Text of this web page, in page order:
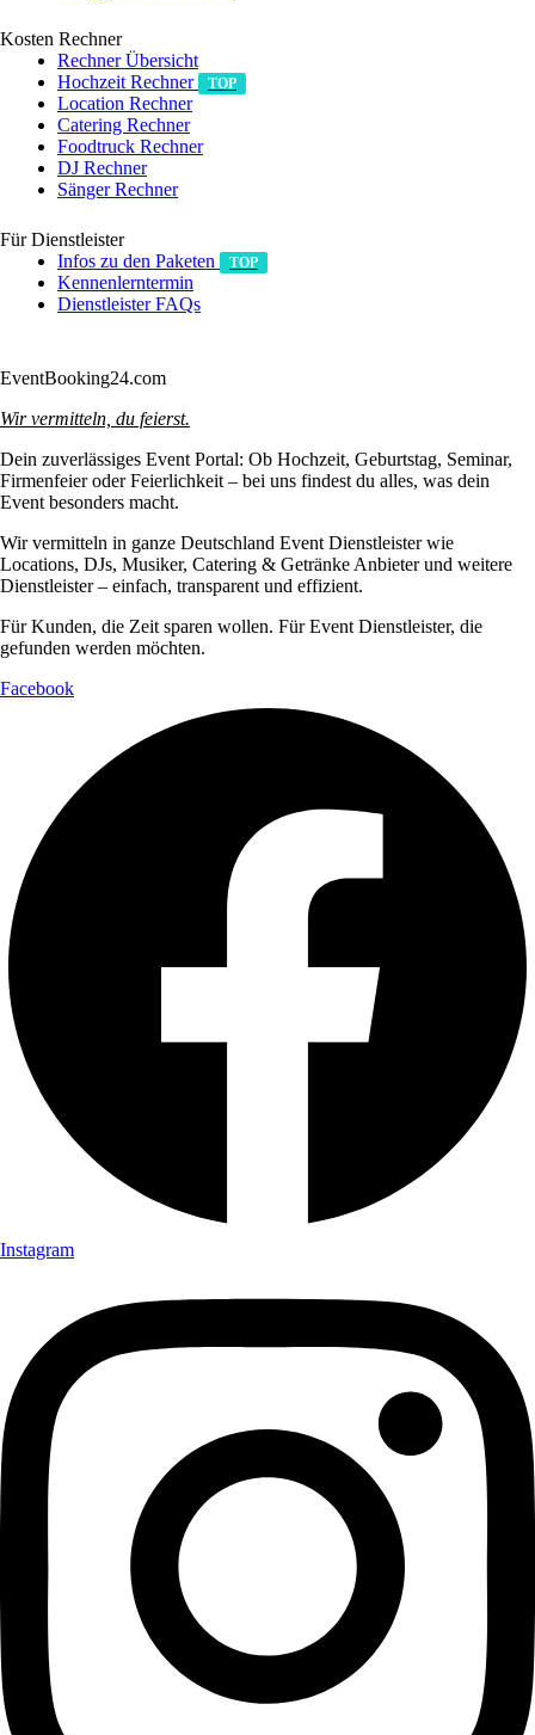
Kosten Rechner
Rechner Übersicht
Hochzeit Rechner
TOP
Location Rechner
Catering Rechner
Foodtruck Rechner
DJ Rechner
Sänger Rechner
Für Dienstleister
Infos zu den Paketen
TOP
Kennenlerntermin
Dienstleister FAQs
EventBooking24.com
Wir vermitteln, du feierst.
Dein zuverlässiges Event Portal: Ob Hochzeit, Geburtstag, Seminar,
Firmenfeier oder Feierlichkeit – bei uns findest du alles, was dein
Event besonders macht.
Wir vermitteln in ganze Deutschland Event Dienstleister wie
Locations, DJs, Musiker, Catering & Getränke Anbieter und weitere
Dienstleister – einfach, transparent und effizient.
Für Kunden, die Zeit sparen wollen. Für Event Dienstleister, die
gefunden werden möchten.
Facebook
Instagram